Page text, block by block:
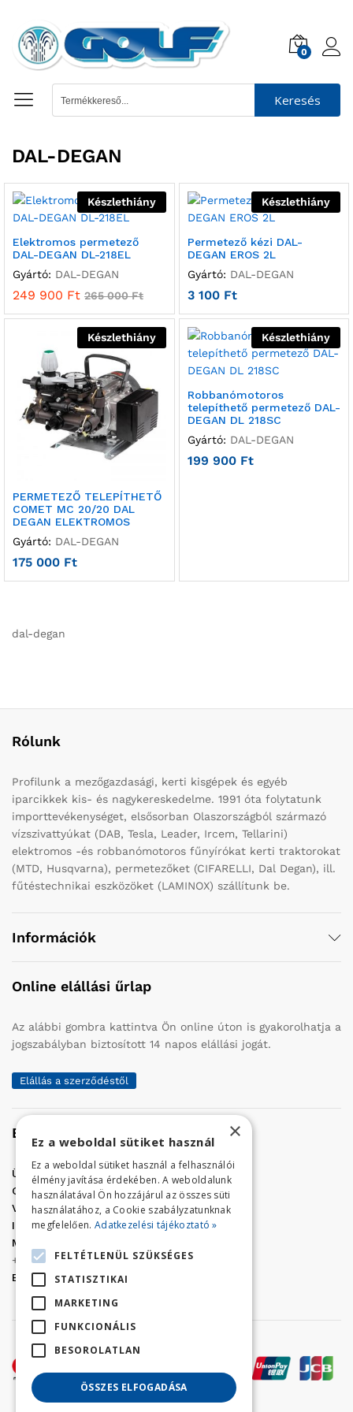
0
Keresés
DAL-DEGAN
Készlethiány
Elektromos permetező
DAL-DEGAN DL-218EL
Gyártó: DAL-DEGAN
249 900 Ft 265 000Ft
Készlethiány
Permetező kézi DAL-
DEGAN EROS 2L
Gyártó: DAL-DEGAN
3 100 Ft
Készlethiány
PERMETEZŐ TELEPÍTHETŐ
COMET MC 20/20 DAL
DEGAN ELEKTROMOS
Gyártó: DAL-DEGAN
175 000 Ft
Készlethiány
Robbanómotoros
telepíthető permetező DAL-
DEGAN DL 218SC
Gyártó: DAL-DEGAN
199 900 Ft
dal-degan
Rólunk
Profilunk a mezőgazdasági, kerti kisgépek és egyéb
iparcikkek kis- és nagykereskedelme. 1991 óta folytatunk
importtevékenységet, elsősorban Olaszországból származó
vízszivattyúkat (DAB, Tesla, Leader, Ircem, Tellarini)
elektromos -és robbanómotoros fűnyírókat kerti traktorokat
(MTD, Husqvarna), permetezőket (CIFARELLI, Dal Degan), ill.
fűtéstechnikai eszközöket (LAMINOX) szállítunk be.
Információk
Online elállási űrlap
Az alábbi gombra kattintva Ön online úton is gyakorolhatja a
jogszabályban biztosított 14 napos elállási jogát.
Elállás a szerződéstől
Elérhetőség
Üzletünk címe:
Szolnok, Vércse út 17.
Golf Center Áruház:06 (56) 423-324
VÁR-Kert Áruház: 06 (56) 429-771
Iroda:06 (56) 421-857
Megrendelés, termék információ:
+36 (70) 938-3356
E-mail:
golfaruhaz@gmail.com
×
Ez a weboldal sütiket használ
Ez a weboldal sütiket használ a felhasználói
élmény javítása érdekében. A weboldalunk
használatával Ön hozzájárul az összes süti
használatához, a Cookie szabályzatunknak
megfelelően. Adatkezelési tájékoztató »
FELTÉTLENÜL SZÜKSÉGES
STATISZTIKAI
MARKETING
FUNKCIONÁLIS
BESOROLATLAN
ÖSSZES ELFOGADÁSA